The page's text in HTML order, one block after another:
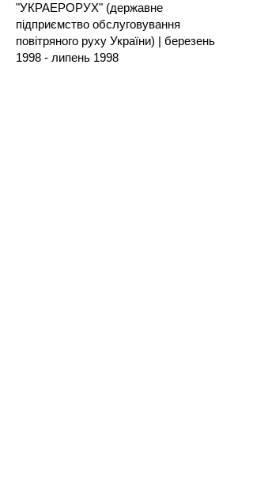
"УКРАЕРОРУХ" (державне
підприємство обслуговування
повітряного руху України) | березень
1998 - липень 1998